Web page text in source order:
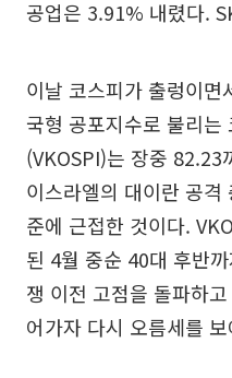
공업은 3.91% 내렸다.
이날 코스피가 출렁이
국형 공포지수로 불리
(VKOSPI)는 장중 82.23
이스라엘의 대이란 공
준에 근접한 것이다.
된 4월 중순 40대 후반
쟁 이전 고점을 돌파하
어가자 다시 오름세를